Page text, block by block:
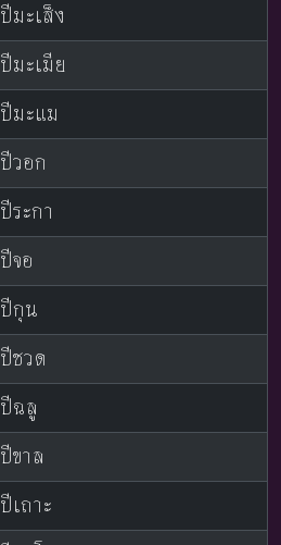
ปีมะเส็ง
ปีมะเมีย
ปีมะแม
ปีวอก
ปีระกา
ปีจอ
ปีกุน
ปีชวด
ปีฉลู
ปีขาล
ปีเถาะ